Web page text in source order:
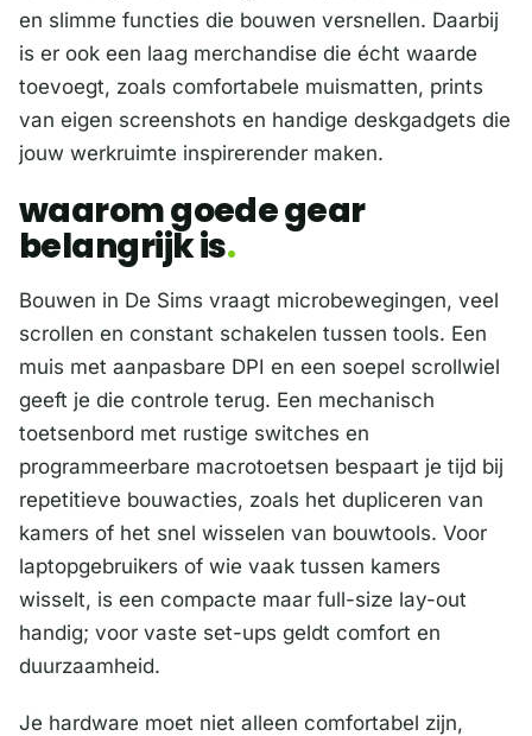
en slimme functies die bouwen versnellen. Daarbij
is er ook een laag merchandise die écht waarde
toevoegt, zoals comfortabele muismatten, prints
van eigen screenshots en handige deskgadgets die
jouw werkruimte inspirerender maken.
waarom goede gear
belangrijk is
Bouwen in De Sims vraagt microbewegingen, veel
scrollen en constant schakelen tussen tools. Een
muis met aanpasbare DPI en een soepel scrollwiel
geeft je die controle terug. Een mechanisch
toetsenbord met rustige switches en
programmeerbare macrotoetsen bespaart je tijd bij
repetitieve bouwacties, zoals het dupliceren van
kamers of het snel wisselen van bouwtools. Voor
laptopgebruikers of wie vaak tussen kamers
wisselt, is een compacte maar full-size lay-out
handig; voor vaste set-ups geldt comfort en
duurzaamheid.
Je hardware moet niet alleen comfortabel zijn,